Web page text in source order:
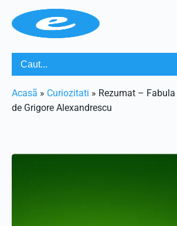
Acasã » Curiozitati » Rezumat – Fabula
de Grigore Alexandrescu